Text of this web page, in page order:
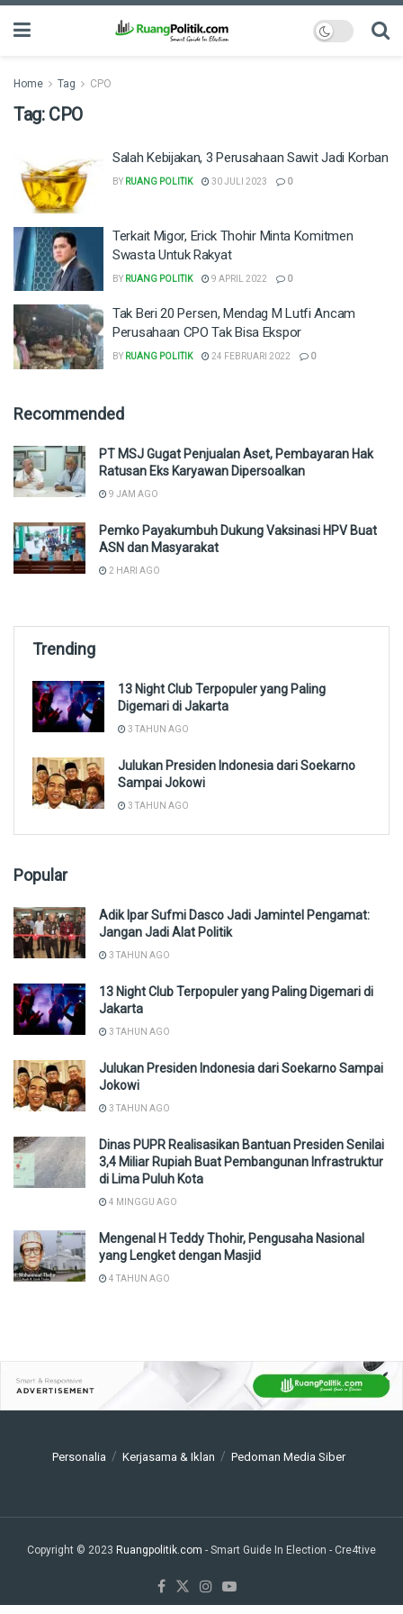
Home Tag CPO
Tag: CPO
Salah Kebijakan, 3 Perusahaan Sawit Jadi Korban
BY RUANG POLITIK 30 JULI 2023 0
Terkait Migor, Erick Thohir Minta Komitmen
Swasta Untuk Rakyat
BY RUANG POLITIK 9 APRIL 2022 0
Tak Beri 20 Persen, Mendag M Lutfi Ancam
Perusahaan CPO Tak Bisa Ekspor
BY RUANG POLITIK 24 FEBRUARI 2022 0
Recommended
PT MSJ Gugat Penjualan Aset, Pembayaran Hak
Ratusan Eks Karyawan Dipersoalkan
9 JAM AGO
Pemko Payakumbuh Dukung Vaksinasi HPV Buat
ASN dan Masyarakat
2 HARI AGO
Trending
13 Night Club Terpopuler yang Paling
Digemari di Jakarta
3 TAHUN AGO
Julukan Presiden Indonesia dari Soekarno
Sampai Jokowi
3 TAHUN AGO
Popular
Adik Ipar Sufmi Dasco Jadi Jamintel Pengamat:
Jangan Jadi Alat Politik
3 TAHUN AGO
13 Night Club Terpopuler yang Paling Digemari di
Jakarta
3 TAHUN AGO
Julukan Presiden Indonesia dari Soekarno Sampai
Jokowi
3 TAHUN AGO
Dinas PUPR Realisasikan Bantuan Presiden Senilai
3,4 Miliar Rupiah Buat Pembangunan Infrastruktur
di Lima Puluh Kota
4 MINGGU AGO
Mengenal H Teddy Thohir, Pengusaha Nasional
yang Lengket dengan Masjid
4 TAHUN AGO
Personalia Kerjasama & Iklan Pedoman Media Siber
Copyright © 2023 Ruangpolitik.com - Smart Guide In Election - Cre4tive